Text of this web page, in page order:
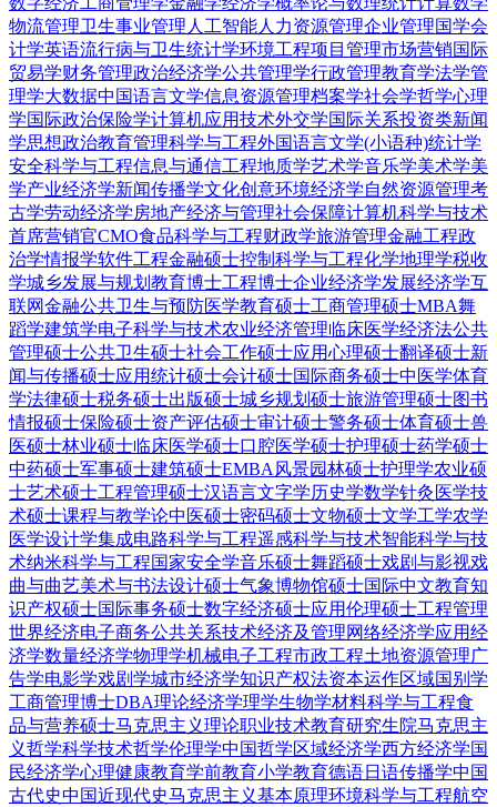
物流管理卫生事业管理 人工智能人力资源管理企业管理国学会
计学英语流行病与卫生统计学环境工程项目管理市场营销国际
贸易学财务管理政治经济学公共管理学行政管理教育学法学管
理学大数据中国语言文学信息资源管理档案学社会学哲学心理
学国际政治保险学计算机应用技术外交学国际关系投资类新闻
学思想政治教育管理科学与工程外国语言文学(小语种)统计学
安全科学与工程信息与通信工程地质学艺术学音乐学美术学美
学产业经济学新闻传播学文化创意环境经济学自然资源管理考
古学劳动经济学房地产经济与管理社会保障计算机科学与技术
首席营销官CMO食品科学与工程财政学旅游管理金融工程政
治学情报学软件工程金融硕士控制科学与工程化学地理学税收
学城乡发展与规划 教育博士工程博士企业经济学发展经济学互
联网金融公共卫生与预防医学教育硕士工商管理硕士MBA舞
蹈学建筑学电子科学与技术农业经济管理临床医学经济法公共
管理硕士公共卫生硕士社会工作硕士应用心理硕士翻译硕士新
闻与传播硕士应用统计硕士会计硕士国际商务硕士中医学体育
学法律硕士税务硕士出版硕士城乡规划硕士旅游管理硕士图书
情报硕士保险硕士资产评估硕士审计硕士警务硕士体育硕士兽
医硕士林业硕士临床医学硕士口腔医学硕士护理硕士药学硕士
中药硕士军事硕士建筑硕士EMBA 风景园林硕士护理学农业硕
士艺术硕士工程管理硕士汉语言文字学历史学数学针灸 医学技
术硕士课程与教学论中医硕士密码硕士文物硕士文学工学农学
医学设计学集成电路科学与工程遥感科学与技术智能科学与技
术纳米科学与工程国家安全学音乐硕士舞蹈硕士戏剧与影视戏
曲与曲艺美术与书法设计硕士气象博物馆硕士国际中文教育知
识产权硕士国际事务硕士数字经济硕士应用伦理硕士工程管理
世界经济电子商务公共关系技术经济及管理网络经济学应用经
济学数量经济学物理学机械电子工程市政工程土地资源管理广
告学电影学戏剧学城市经济学知识产权法资本运作区域国别学
工商管理博士DBA理论经济学理学生物学材料科学与工程食
品与营养硕士马克思主义理论职业技术教育研究生院马克思主
义哲学科学技术哲学伦理学中国哲学区域经济学西方经济学国
民经济学心理健康教育学前教育小学教育德语日语传播学中国
古代史中国近现代史马克思主义基本原理环境科学与工程航空